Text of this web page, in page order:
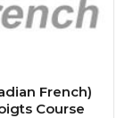
French)
Course